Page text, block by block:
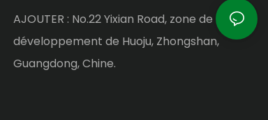
AJOUTER : No.22 Yixian Road, zone de
développement de Huoju, Zhongshan,
Guangdong, Chine.